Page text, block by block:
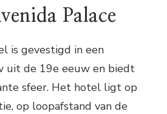
Palace
is gevestigd in een
uit de 19e eeuw en biedt
sfeer. Het hotel ligt op
op loopafstand van de